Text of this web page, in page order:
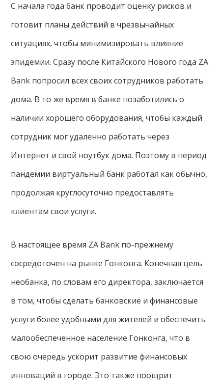
С начала года банк проводит оценку рисков и
готовит планы действий в чрезвычайных
ситуациях, чтобы минимизировать влияние
эпидемии. Сразу после Китайского Нового года ZA
Bank попросил всех своих сотрудников работать
дома. В то же время в банке позаботились о
наличии хорошего оборудования, чтобы каждый
сотрудник мог удаленно работать через
Интернет и свой ноутбук дома. Поэтому в период
пандемии виртуальный банк работал как обычно,
продолжая круглосуточно предоставлять
клиентам свои услуги.
В настоящее время ZA Bank по-прежнему
сосредоточен на рынке Гонконга. Конечная цель
необанка, по словам его директора, заключается
в том, чтобы сделать банковские и финансовые
услуги более удобными для жителей и обеспечить
малообеспеченное население Гонконга, что в
свою очередь ускорит развитие финансовых
инноваций в городе. Это также поощрит